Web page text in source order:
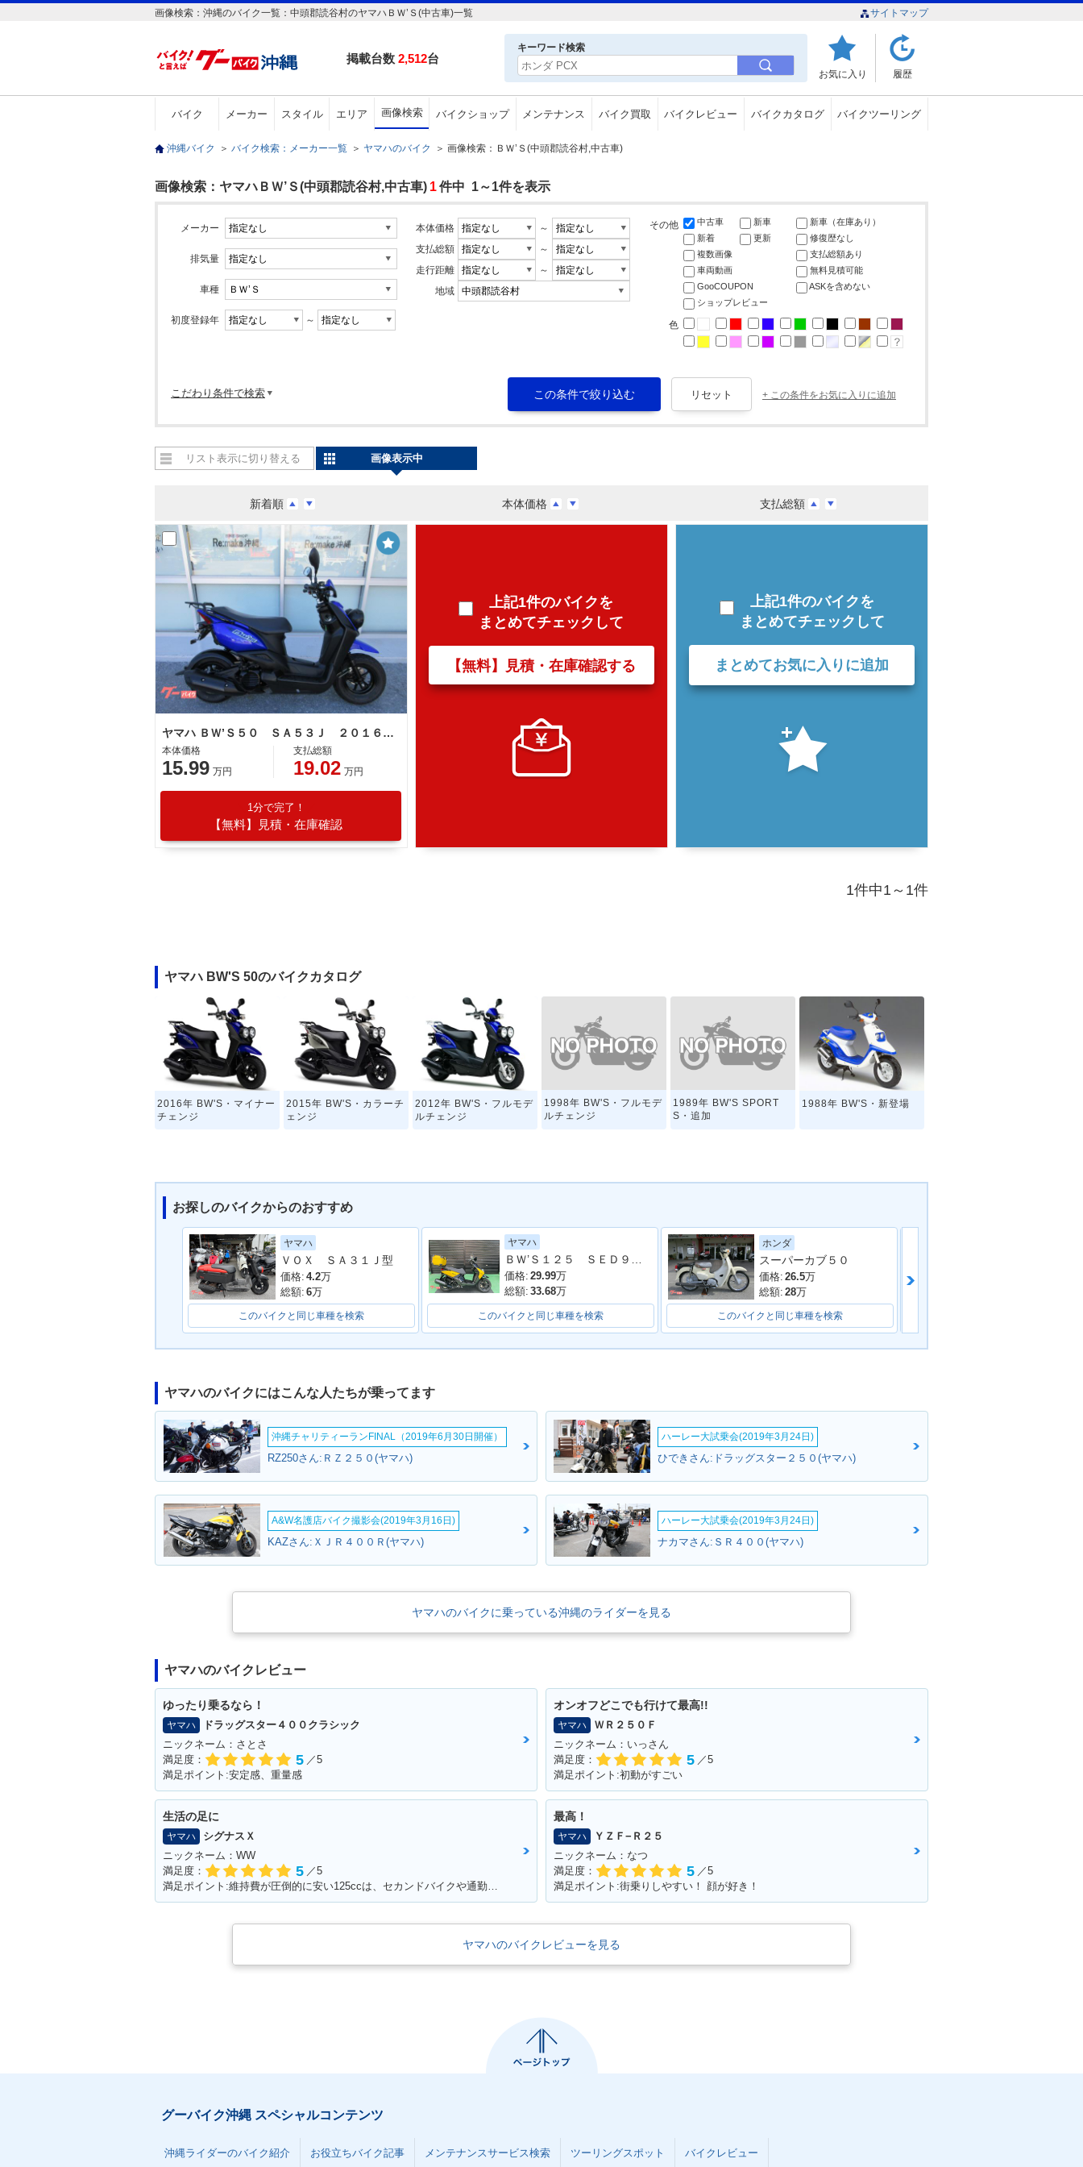
画像検索：沖縄のバイク一覧：中頭郡読谷村のヤマハＢＷ’Ｓ(中古車)一覧 サイトマップ
掲載台数 2,512台
キーワード検索
お気に入り 履歴
バイク メーカー スタイル エリア 画像検索 バイクショップ メンテナンス バイク買取 バイクレビュー バイクカタログ バイクツーリング
沖縄バイク ＞ バイク検索：メーカー一覧 ＞ ヤマハのバイク ＞ 画像検索：ＢＷ’Ｓ(中頭郡読谷村,中古車)
画像検索：ヤマハＢＷ’Ｓ(中頭郡読谷村,中古車) 1件中 1～1件を表示
メーカー
排気量
車種
初度登録年 ～
本体価格
～
支払総額
～
走行距離
～
地域
その他 中古車 新車
新車（在庫あり）
新着
更新
修復歴なし
複数画像
支払総額あり
車両動画
無料見積可能
GooCOUPON
ASKを含めない
ショップレビュー
色
こだわり条件で検索 + この条件をお気に入りに追加
新着順 本体価格 支払総額
リスト表示に切り替える 画像表示中
ヤマハ ＢＷ’Ｓ５０ ＳＡ５３Ｊ ２０１６年最終型
本体価格
15.99 万円
支払総額
19.02 万円
1分で完了！
【無料】見積・在庫確認
上記1件のバイクを
まとめてチェックして
【無料】見積・在庫確認する
上記1件のバイクを
まとめてチェックして
まとめてお気に入りに追加
1件中1～1件
ヤマハ BW'S 50のバイクカタログ
2016年 BW'S・マイナー
チェンジ
2015年 BW'S・カラーチ
ェンジ
2012年 BW'S・フルモデ
ルチェンジ
1998年 BW'S・フルモデ
ルチェンジ
1989年 BW'S SPORT
S・追加
1988年 BW'S・新登場
お探しのバイクからのおすすめ
ヤマハ
ＶＯＸ ＳＡ３１Ｊ型
価格: 4.2万
総額: 6万
このバイクと同じ車種を検索
ヤマハ
ＢＷ’Ｓ１２５ ＳＥＤ９Ｊ ２０１８年モデル スクリーン リアＢＯＸ ＵＳＢポート ＬＥＤヘッドライト ビビットイエローソリッド２
価格: 29.99万
総額: 33.68万
このバイクと同じ車種を検索
ホンダ
スーパーカブ５０
価格: 26.5万
総額: 28万
このバイクと同じ車種を検索
ヤマハのバイクにはこんな人たちが乗ってます
沖縄チャリティーランFINAL（2019年6月30日開催）
RZ250さん:ＲＺ２５０(ヤマハ)
ハーレー大試乗会(2019年3月24日)
ひできさん:ドラッグスター２５０(ヤマハ)
A&W名護店バイク撮影会(2019年3月16日)
KAZさん:ＸＪＲ４００Ｒ(ヤマハ)
ハーレー大試乗会(2019年3月24日)
ナカマさん:ＳＲ４００(ヤマハ)
ヤマハのバイクに乗っている沖縄のライダーを見る
ヤマハのバイクレビュー
ゆったり乗るなら！
ヤマハ
ドラッグスター４００クラシック
ニックネーム：さとさ
満足度：
5 ／5
満足ポイント:安定感、重量感
オンオフどこでも行けて最高!!
ヤマハ
ＷＲ２５０Ｆ
ニックネーム：いっさん
満足度：
5 ／5
満足ポイント:初動がすごい
生活の足に
ヤマハ
シグナスＸ
ニックネーム：WW
満足度：
5 ／5
満足ポイント:維持費が圧倒的に安い125ccは、セカンドバイクや通勤用としてオススメ。125ccスクーターの中でも、シグナスXの走行性能は力強く、普段の街乗りでは、力不足を感じる事はあまりない。 メットインも半ヘル2つなら余裕で入るので、収納性も抜群。
最高！
ヤマハ
ＹＺＦ−Ｒ２５
ニックネーム：なつ
満足度：
5 ／5
満足ポイント:街乗りしやすい！ 顔が好き！
ヤマハのバイクレビューを見る
グーバイク沖縄 スペシャルコンテンツ
沖縄ライダーのバイク紹介 お役立ちバイク記事 メンテナンスサービス検索 ツーリングスポット バイクレビュー